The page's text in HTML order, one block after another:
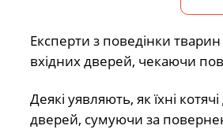
Експерти з поведінки
вхідних дверей, чекаючи
Деякі уявляють, як їхні
дверей, сумуючи за